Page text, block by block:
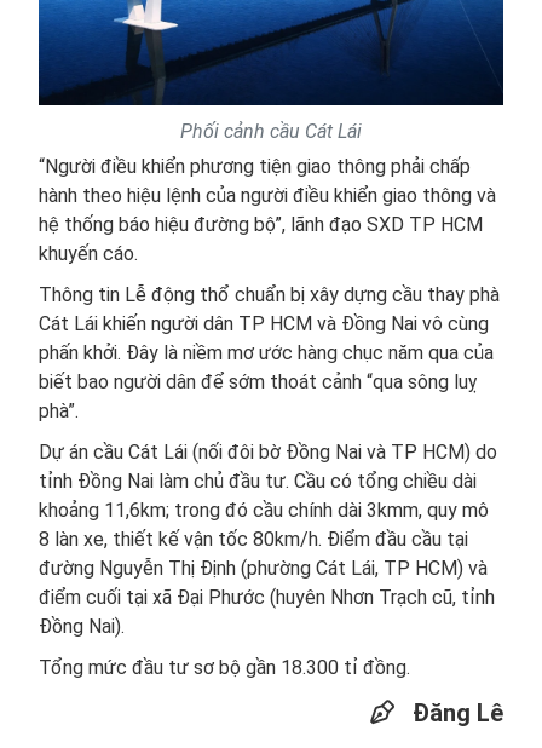
Phối cảnh cầu Cát Lái
“Người điều khiển phương tiện giao thông phải chấp
hành theo hiệu lệnh của người điều khiển giao thông và
hệ thống báo hiệu đường bộ”, lãnh đạo SXD TP HCM
khuyến cáo.
Thông tin Lễ động thổ chuẩn bị xây dựng cầu thay phà
Cát Lái khiến người dân TP HCM và Đồng Nai vô cùng
phấn khởi. Đây là niềm mơ ước hàng chục năm qua của
biết bao người dân để sớm thoát cảnh “qua sông luỵ
phà”.
Dự án cầu Cát Lái (nối đôi bờ Đồng Nai và TP HCM) do
tỉnh Đồng Nai làm chủ đầu tư. Cầu có tổng chiều dài
khoảng 11,6km; trong đó cầu chính dài 3kmm, quy mô
8 làn xe, thiết kế vận tốc 80km/h. Điểm đầu cầu tại
đường Nguyễn Thị Định (phường Cát Lái, TP HCM) và
điểm cuối tại xã Đại Phước (huyên Nhơn Trạch cũ, tỉnh
Đồng Nai).
Tổng mức đầu tư sơ bộ gần 18.300 tỉ đồng.
Đăng Lê